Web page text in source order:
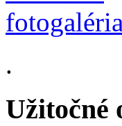
.
Užitočné